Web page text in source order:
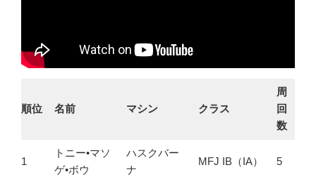
順位 名前 マシン クラス
周
回
数
1
トニー•マソ
ゲ•ボウ
ハスクバー
ナ
MFJ IB（IA） 5